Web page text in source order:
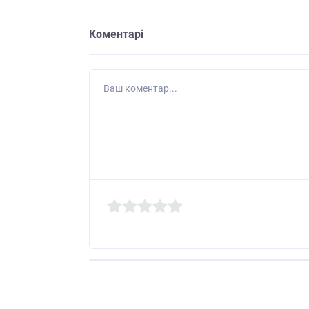
Коментарі
Ваш коментар...